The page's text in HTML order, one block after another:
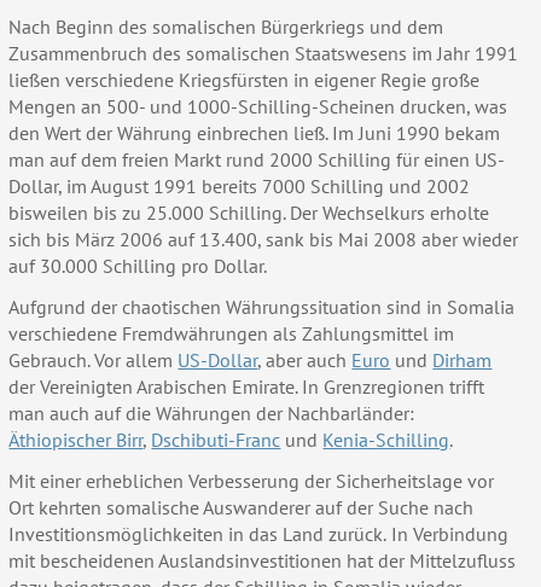
Nach Beginn des somalischen Bürgerkriegs und dem
Zusammenbruch des somalischen Staatswesens im Jahr 1991
ließen verschiedene Kriegsfürsten in eigener Regie große
Mengen an 500- und 1000-Schilling-Scheinen drucken, was
den Wert der Währung einbrechen ließ. Im Juni 1990 bekam
man auf dem freien Markt rund 2000 Schilling für einen US-
Dollar, im August 1991 bereits 7000 Schilling und 2002
bisweilen bis zu 25.000 Schilling. Der Wechselkurs erholte
sich bis März 2006 auf 13.400, sank bis Mai 2008 aber wieder
auf 30.000 Schilling pro Dollar.
Aufgrund der chaotischen Währungssituation sind in Somalia
verschiedene Fremdwährungen als Zahlungsmittel im
Gebrauch. Vor allem US-Dollar, aber auch Euro und Dirham
der Vereinigten Arabischen Emirate. In Grenzregionen trifft
man auch auf die Währungen der Nachbarländer:
Äthiopischer Birr, Dschibuti-Franc und Kenia-Schilling.
Mit einer erheblichen Verbesserung der Sicherheitslage vor
Ort kehrten somalische Auswanderer auf der Suche nach
Investitionsmöglichkeiten in das Land zurück. In Verbindung
mit bescheidenen Auslandsinvestitionen hat der Mittelzufluss